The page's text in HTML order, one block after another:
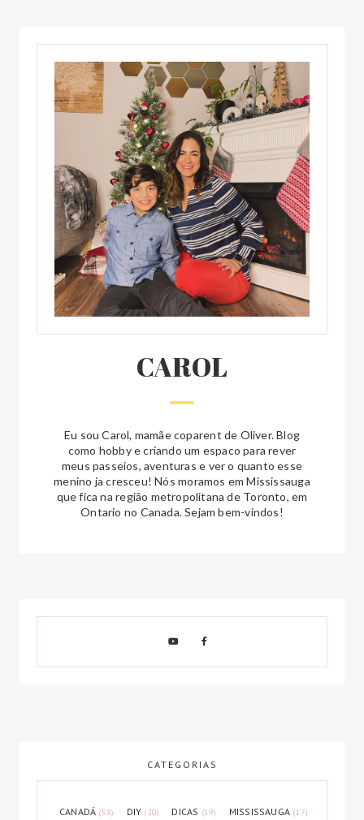
CAROL
Eu sou Carol, mamãe coparent de Oliver. Blog
como hobby e criando um espaco para rever
meus passeios, aventuras e ver o quanto esse
menino ja cresceu! Nós moramos em Mississauga
que fica na região metropolitana de Toronto, em
Ontario no Canada. Sejam bem-vindos!
CATEGORIAS
CANADÁ (58) DIY (20) DICAS (19) MISSISSAUGA (17)